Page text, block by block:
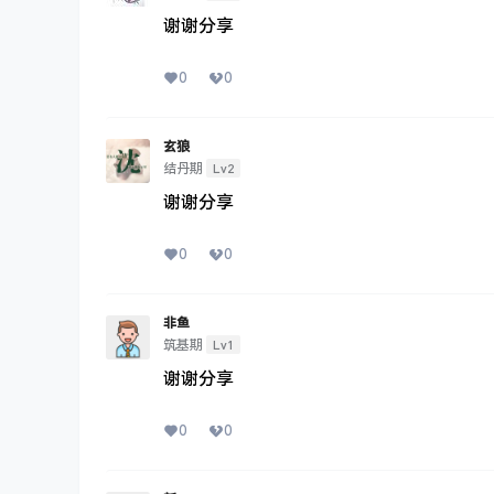
谢谢分享
0 0
玄狼
结丹期
Lv2
谢谢分享
0 0
非鱼
筑基期
Lv1
谢谢分享
0 0